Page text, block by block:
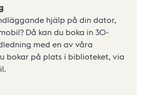
hjälp på din dator,
Då kan du boka in 30-
med en av våra
bokar på plats i biblioteket, via